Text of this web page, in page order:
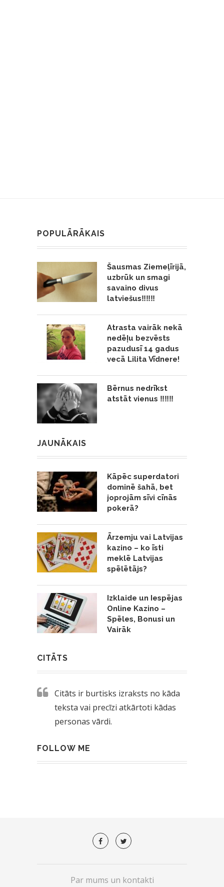
POPULĀRĀKAIS
Šausmas Ziemeļīrijā,
uzbrūk un smagi
savaino divus
latviešus‼️‼️‼️
Atrasta vairāk nekā
nedēļu bezvēsts
pazudusī 14 gadus
vecā Lilita Vīdnere!
Bērnus nedrīkst
atstāt vienus ‼️‼️‼️
JAUNĀKAIS
Kāpēc superdatori
dominē šahā, bet
joprojām sīvi cīnās
pokerā?
Ārzemju vai Latvijas
kazino – ko īsti
meklē Latvijas
spēlētājs?
Izklaide un Iespējas
Online Kazino –
Spēles, Bonusi un
Vairāk
CITĀTS
Citāts ir burtisks izraksts no kāda
teksta vai precīzi atkārtoti kādas
personas vārdi.
FOLLOW ME
Par mums un kontakti